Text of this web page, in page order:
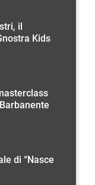
il
Kids
di “Nasce